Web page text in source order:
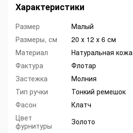
Характеристики
Размер
Малый
Размеры, см
20 х 12 х 6 см
Материал
Натуральная кожа
Фактура
Флотар
Застежка
Молния
Тип ручки
Тонкий ремешок
Фасон
Клатч
Цвет
фурнитуры
Золото